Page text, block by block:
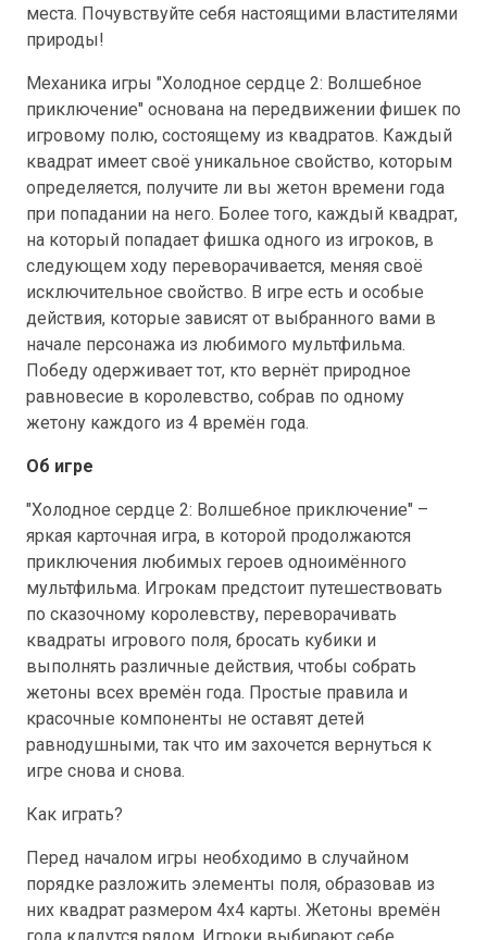
места. Почувствуйте себя настоящими властителями
природы!
Механика игры "Холодное сердце 2: Волшебное
приключение" основана на передвижении фишек по
игровому полю, состоящему из квадратов. Каждый
квадрат имеет своё уникальное свойство, которым
определяется, получите ли вы жетон времени года
при попадании на него. Более того, каждый квадрат,
на который попадает фишка одного из игроков, в
следующем ходу переворачивается, меняя своё
исключительное свойство. В игре есть и особые
действия, которые зависят от выбранного вами в
начале персонажа из любимого мультфильма.
Победу одерживает тот, кто вернёт природное
равновесие в королевство, собрав по одному
жетону каждого из 4 времён года.
Об игре
"Холодное сердце 2: Волшебное приключение" –
яркая карточная игра, в которой продолжаются
приключения любимых героев одноимённого
мультфильма. Игрокам предстоит путешествовать
по сказочному королевству, переворачивать
квадраты игрового поля, бросать кубики и
выполнять различные действия, чтобы собрать
жетоны всех времён года. Простые правила и
красочные компоненты не оставят детей
равнодушными, так что им захочется вернуться к
игре снова и снова.
Как играть?
Перед началом игры необходимо в случайном
порядке разложить элементы поля, образовав из
них квадрат размером 4x4 карты. Жетоны времён